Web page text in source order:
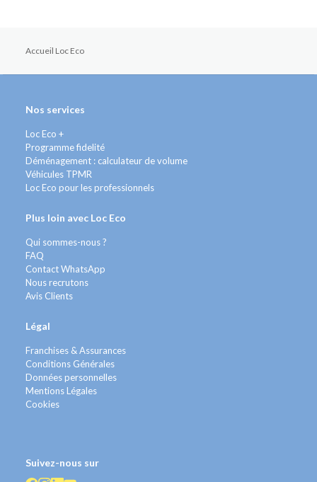
Accueil Loc Eco
Nos services
Loc Eco +
Programme fidelité
Déménagement : calculateur de volume
Véhicules TPMR
Loc Eco pour les professionnels
Plus loin avec Loc Eco
Qui sommes-nous ?
FAQ
Contact WhatsApp
Nous recrutons
Avis Clients
Légal
Franchises & Assurances
Conditions Générales
Données personnelles
Mentions Légales
Cookies
Suivez-nous sur